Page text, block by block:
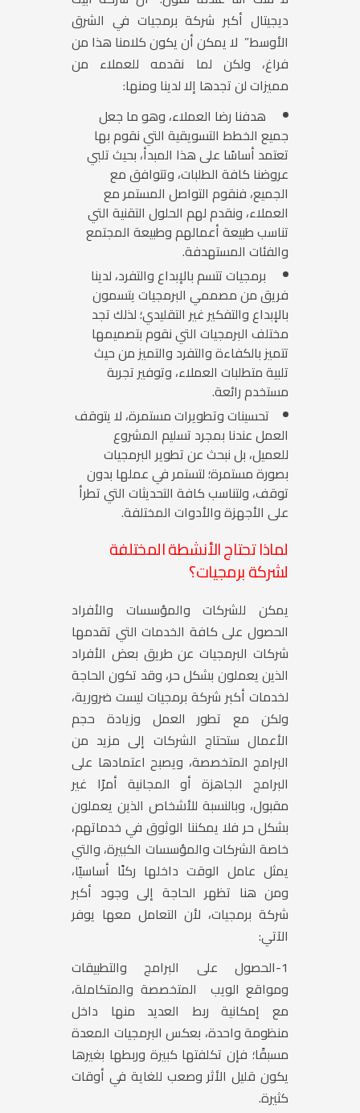
ديجيتال أكبر شركة برمجيات في الشرق
الأوسط” لا يمكن أن يكون كلامنا هذا من
فراغ، ولكن لما نقدمه للعملاء من
مميزات لن تجدها إلا لدينا ومنها:
هدفنا رضا العملاء، وهو ما جعل
جميع الخطط التسويقية التي نقوم بها
تعتمد أساسًا على هذا المبدأ، بحيث تلبي
عروضنا كافة الطلبات، وتتوافق مع
الجميع، فنقوم التواصل المستمر مع
العملاء، ونقدم لهم الحلول التقنية التي
تناسب طبيعة أعمالهم وطبيعة المجتمع
والفئات المستهدفة.
برمجيات تتسم بالإبداع والتفرد، لدينا
فريق من مصممي البرمجيات يتسمون
بالإبداع والتفكير غير التقليدي؛ لذلك تجد
مختلف البرمجيات التي نقوم بتصميمها
تتميز بالكفاءة والتفرد والتميز من حيث
تلبية متطلبات العملاء، وتوفير تجربة
مستخدم رائعة.
تحسينات وتطويرات مستمرة، لا يتوقف
العمل عندنا بمجرد تسليم المشروع
للعميل، بل نبحث عن تطوير البرمجيات
بصورة مستمرة؛ لتستمر في عملها بدون
توقف، ولتناسب كافة التحديثات التي تطرأ
على الأجهزة والأدوات المختلفة.
لماذا تحتاج الأنشطة المختلفة
لشركة برمجيات؟
يمكن للشركات والمؤسسات والأفراد
الحصول على كافة الخدمات التي تقدمها
شركات البرمجيات عن طريق بعض الأفراد
الذين يعملون بشكل حر، وقد تكون الحاجة
لخدمات أكبر شركة برمجيات ليست ضرورية،
ولكن مع تطور العمل وزيادة حجم
الأعمال ستحتاج الشركات إلى مزيد من
البرامج المتخصصة، ويصبح اعتمادها على
البرامج الجاهزة أو المجانية أمرًا غير
مقبول، وبالنسبة للأشخاص الذين يعملون
بشكل حر فلا يمكننا الوثوق في خدماتهم،
خاصة الشركات والمؤسسات الكبيرة، والتي
يمثل عامل الوقت داخلها ركنًا أساسيًا،
ومن هنا تظهر الحاجة إلى وجود أكبر
شركة برمجيات، لأن التعامل معها يوفر
الآتي:
1- الحصول على البرامج والتطبيقات
ومواقع الويب المتخصصة والمتكاملة،
مع إمكانية ربط العديد منها داخل
منظومة واحدة، بعكس البرمجيات المعدة
مسبقًا؛ فإن تكلفتها كبيرة وربطها بغيرها
يكون قليل الأثر وصعب للغاية في أوقات
كثيرة.